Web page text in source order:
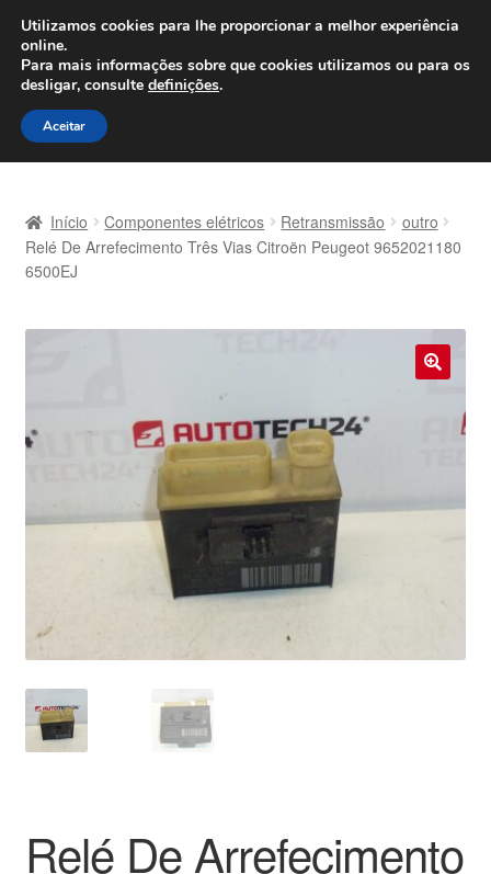
ENVIO a partir de 7 EUR
Seg-Sex, das 9h às 16h800 500 967
Ir
para
a
Saltar
para
o
Carrinho
Pagamentos
Política de Privacidade
Procedimento de Reclamação
Início Componentes elétricos Retransmissão
outro
Relé De Arrefecimento Três Vias Citroën Peugeot 9652021180
6500EJ
Relé De Arrefecimento
Utilizamos cookies para lhe proporcionar a melhor experiência
online.
Para mais informações sobre que cookies utilizamos ou para os
desligar, consulte definições.
Aceitar